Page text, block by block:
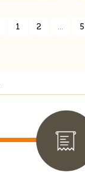
1 2 ... 5